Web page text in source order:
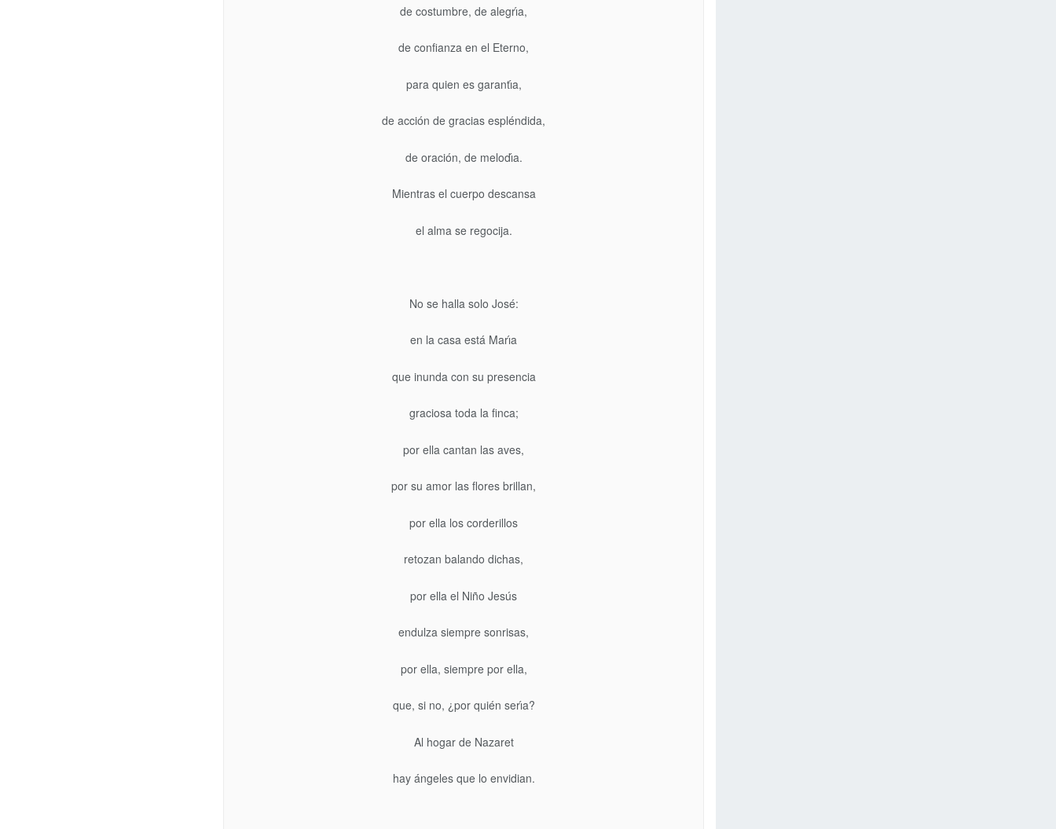
de costumbre, de alegrı́a,
de confianza en el Eterno,
para quien es garantı́a,
de acción de gracias espléndida,
de oración, de melodı́a.
Mientras el cuerpo descansa
el alma se regocija.
No se halla solo José:
en la casa está Marı́a
que inunda con su presencia
graciosa toda la finca;
por ella cantan las aves,
por su amor las flores brillan,
por ella los corderillos
retozan balando dichas,
por ella el Niño Jesús
endulza siempre sonrisas,
por ella, siempre por ella,
que, si no, ¿por quién serı́a?
Al hogar de Nazaret
hay ángeles que lo envidian.